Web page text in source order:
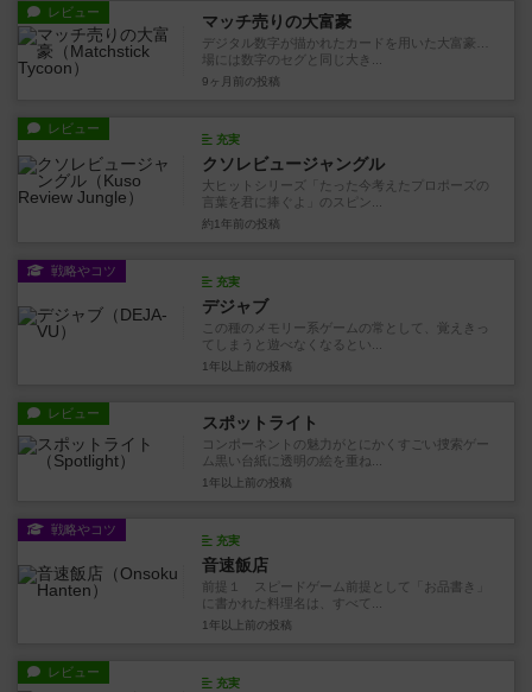
レビュー マッチ売りの大富豪
デジタル数字が描かれたカードを用いた大富豪…
場には数字のセグと同じ大き...
9ヶ月前 の投稿
レビュー
充実
クソレビュージャングル
大ヒットシリーズ「たった今考えたプロポーズの
言葉を君に捧ぐよ」のスピン...
約1年前 の投稿
戦略やコツ
充実
デジャブ
この種のメモリー系ゲームの常として、覚えきっ
てしまうと遊べなくなるとい...
1年以上前 の投稿
レビュー スポットライト
コンポーネントの魅力がとにかくすごい捜索ゲー
ム黒い台紙に透明の絵を重ね...
1年以上前 の投稿
戦略やコツ
充実
音速飯店
前提１ スピードゲーム前提として「お品書き」
に書かれた料理名は、すべて...
1年以上前 の投稿
レビュー
充実